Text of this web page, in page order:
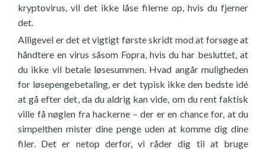
kryptovirus, vil det ikke låse filerne op, hvis du fjerner
det.
Alligevel er det et vigtigt første skridt mod at forsøge at
håndtere en virus såsom Fopra, hvis du har besluttet, at
du ikke vil betale løsesummen. Hvad angår muligheden
for løsepengebetaling, er det typisk ikke den bedste idé
at gå efter det, da du aldrig kan vide, om du rent faktisk
ville få nøglen fra hackerne – der er en chance for, at du
simpelthen mister dine penge uden at komme dig dine
filer. Det er netop derfor, vi råder dig til at bruge